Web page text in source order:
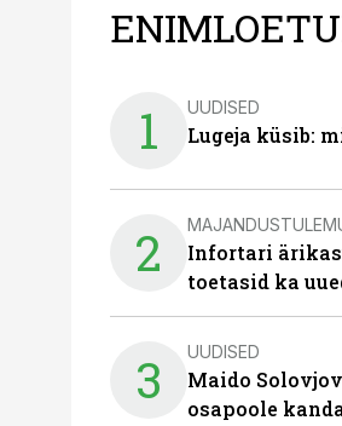
1 UUDISED
Lugeja küsib:
2
Infortari
toetasid ka
3 UUDISED
Maido
osapoole